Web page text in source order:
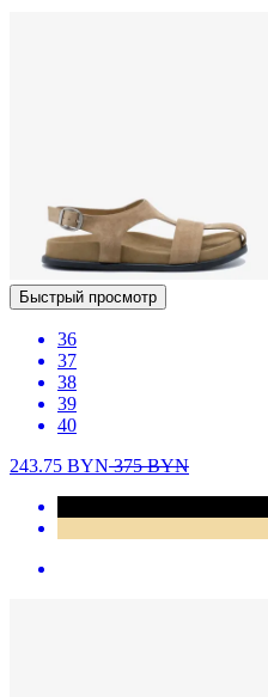
Быстрый просмотр
36
37
38
39
40
243.75 BYN375BYN